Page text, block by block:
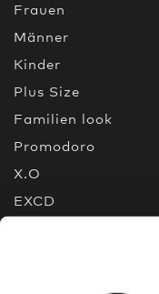
Frauen
Männer
Kinder
Plus Size
Familien look
Promodoro
X.O
EXCD